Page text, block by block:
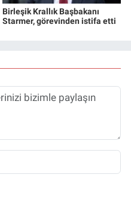
Birleşik Krallık Başbakanı
Starmer, görevinden istifa etti